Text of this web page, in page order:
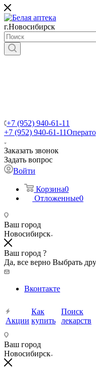
г.Новосибирск
+7 (952) 940-61-11
+7 (952) 940-61-11
Заказать звонок
Задать вопрос
Войти
Корзина0
Отложенные0
Ваш город
Новосибирск
Ваш город ?
Да, все верно Выбрать
Вконтакте
Акции
Как
купить
Поиск
лекарств
Ваш город
Новосибирск